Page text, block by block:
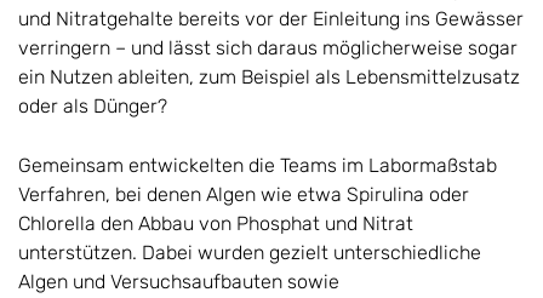
und Nitratgehalte bereits vor der Einleitung ins Gewässer
verringern – und lässt sich daraus möglicherweise sogar
ein Nutzen ableiten, zum Beispiel als Lebensmittelzusatz
oder als Dünger?
Gemeinsam entwickelten die Teams im Labormaßstab
Verfahren, bei denen Algen wie etwa Spirulina oder
Chlorella den Abbau von Phosphat und Nitrat
unterstützen. Dabei wurden gezielt unterschiedliche
Algen und Versuchsaufbauten sowie